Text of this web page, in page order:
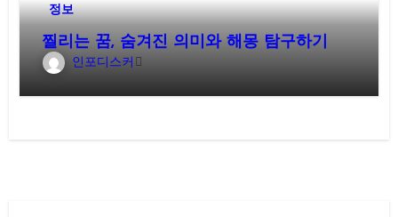
정보
찔리는 꿈, 숨겨진 의미와 해몽 탐구하기
인포디스커